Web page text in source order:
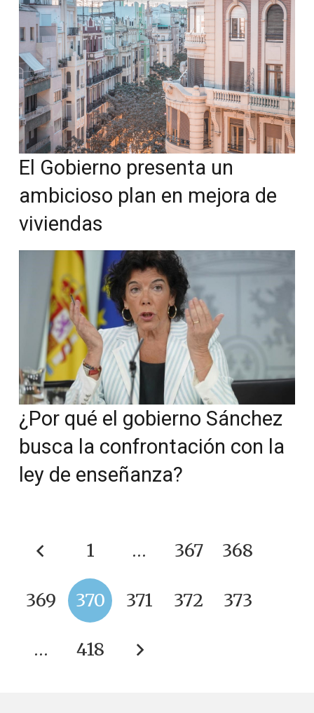
El Gobierno presenta un
ambicioso plan en mejora de
viviendas
¿Por qué el gobierno Sánchez
busca la confrontación con la
ley de enseñanza?
1 … 367 368
369 370 371 372 373
… 418